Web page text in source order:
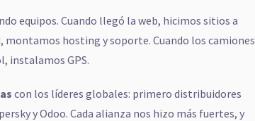
equipos. Cuando llegó la web, hicimos sitios a
montamos hosting y soporte. Cuando los camiones
instalamos GPS.
con los líderes globales: primero distribuidores
y Odoo. Cada alianza nos hizo más fuertes, y